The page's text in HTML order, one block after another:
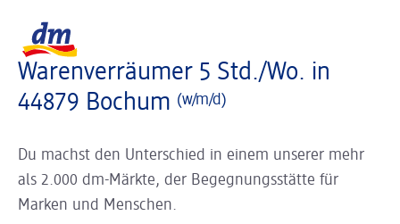
Warenverräumer 5 Std./Wo. in
44879 Bochum (w/m/d)
Du machst den Unterschied in einem unserer mehr
als 2.000 dm-Märkte, der Begegnungsstätte für
Marken und Menschen.